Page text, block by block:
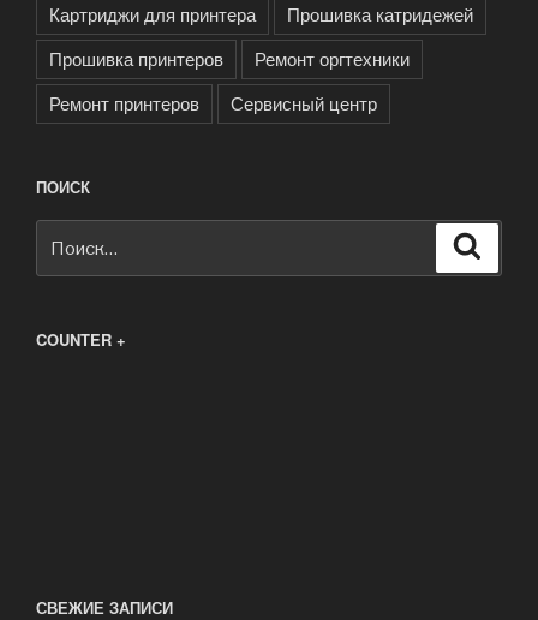
Картриджи для принтера
Прошивка катридежей
Прошивка принтеров
Ремонт оргтехники
Ремонт принтеров
Сервисный центр
ПОИСК
COUNTER +
СВЕЖИЕ ЗАПИСИ